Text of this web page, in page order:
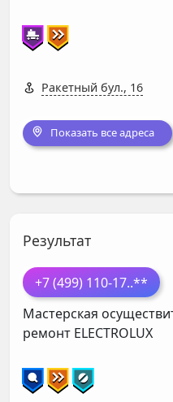
Ракетный бул., 16
Показать все адреса
Результат
+7 (499) 110-17..**
Мастерская
ремонт ELECTROLUX